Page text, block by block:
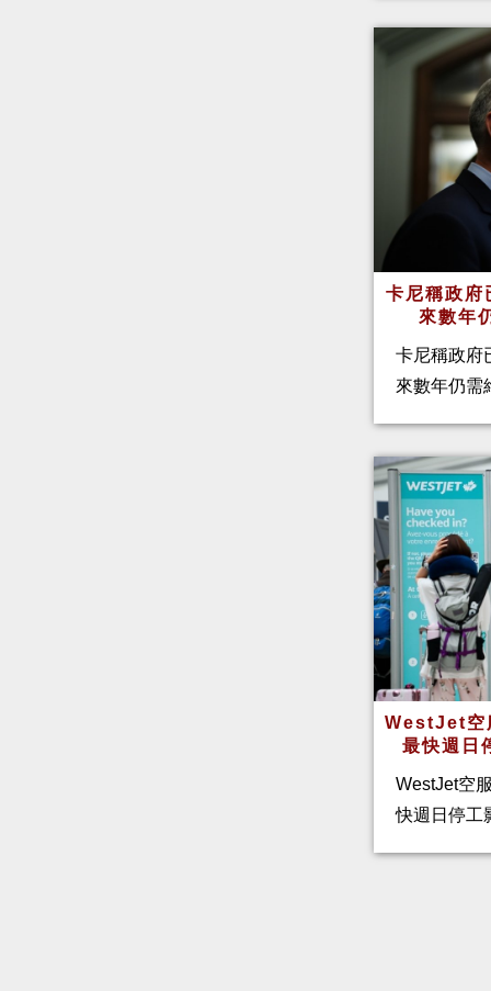
卡尼稱政府
來數年
卡尼稱政府
來數年仍需
WestJet空
最快週日
WestJet空
快週日停工